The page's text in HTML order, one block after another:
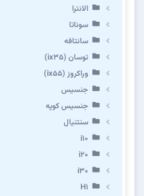
الانترا
سوناتا
سانتافه
توسان (ix35)
وراکروز (ix55)
جنسیس
جنسیس کوپه
سنتنیال
i10
i20
i30
H1